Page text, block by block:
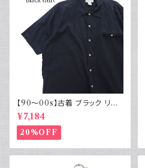
【90～00s】古着 ブラック リネ
ンコットンシャツ 黒 ボックスシ
ルエット
¥7,184
20%OFF